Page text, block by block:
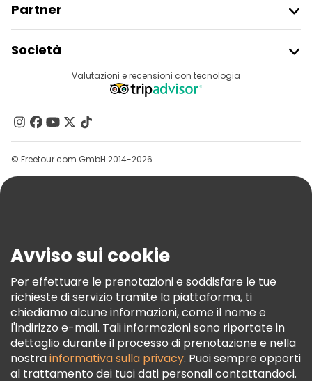
Partner
Accesso Del Fornitore
Programma Di Affiliazione
Società
Destinazioni
Contattaci
Gruppi
Aiuto
Termini E Condizioni
Informativa Sui Cookie
Freetour Premi
Programma Di Fidelizzazione
Valutazioni e recensioni con tecnologia
© Freetour.com GmbH 2014-2026
Avviso sui cookie
Per effettuare le prenotazioni e soddisfare le tue
richieste di servizio tramite la piattaforma, ti
chiediamo alcune informazioni, come il nome e
l'indirizzo e-mail. Tali informazioni sono riportate in
dettaglio durante il processo di prenotazione e nella
nostrainformativa sulla privacy. Puoi sempre opporti
al trattamento dei tuoi dati personali contattandoci.